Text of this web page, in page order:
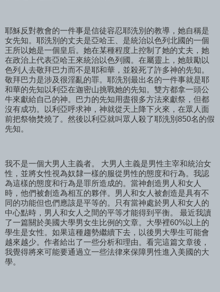
耶穌反對教會的一件事是信徒容忍耶洗別的教導，她自稱是
女先知。耶洗別的丈夫是亞哈王、是統治以色列北國的一個
王所以她是一個皇后。她在某種程度上控制了她的丈夫，她
在政治上代表亞哈王來統治以色列國。在屬靈上，她鼓勵以
色列人去敬拜巴力而不是耶和華，並殺死了許多神的先知。
敬拜巴力是涉及很淫亂的罪。耶洗別最出名的一件事就是耶
和華的先知以利亞在迦密山挑戰她的先知。雙方都拿一頭公
牛來獻給自己的神。巴力的先知用盡很多方法來獻祭，但都
沒有成功。以利亞呼求神，神就從天上降下火來，在眾人面
前把祭物焚燒了。然後以利亞就叫眾人殺了耶洗別850名的假
先知。
我不是一個大男人主義者。 大男人主義是男性主宰和統治女
性，並將女性視為奴隸一樣的服從男性的態度和行為。我認
為這樣的態度和行為是罪所造成的。當神創造男人和女人
時，他們被創造為相互的夥伴。男人和女人被創造是具有不
同的功能但也們應該是平等的。只有當神處於男人和女人的
中心點時，男人和女人之間的平等才能得到平衡。 最近我讀
了一篇關於美國大學男女生比例的文章。大學裡60%以上的
學生是女性。如果這種趨勢繼續下去，以後男大學生可能會
越來越少。作者給出了一些分析和理由。看完這篇文章後，
我覺得將來可能要通過立一些法律來保障男性進入美國的大
學。